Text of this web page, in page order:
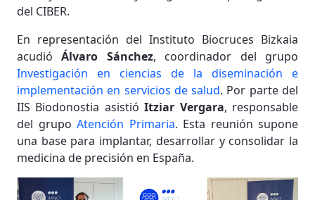
del CIBER.
En representación del Instituto Biocruces Bizkaia
acudióÁlvaro Sánchez, coordinador del grupo
Investigación en ciencias de la diseminación e
implementación en servicios de salud. Por parte del
IIS Biodonostia asistióItziar Vergara, responsable
del grupo Atención Primaria. Esta reunión supone
una base para implantar, desarrollar y consolidar la
medicina de precisión en España.